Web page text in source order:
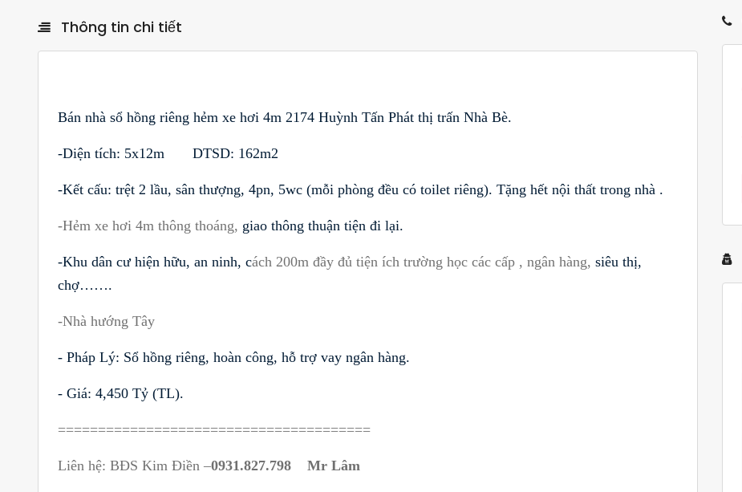
Thông tin chi tiết
Bán nhà sổ hồng riêng hẻm xe hơi 4m 2174 Huỳnh Tấn Phát thị trấn Nhà Bè.
-Diện tích: 5x12m DTSD: 162m2
-Kết cấu: trệt 2 lầu, sân thượng, 4pn, 5wc (mỗi phòng đều có toilet riêng). Tặng hết nội thất trong nhà .
-Hẻm xe hơi 4m thông thoáng, giao thông thuận tiện đi lại.
-Khu dân cư hiện hữu, an ninh, cách 200m đầy đủ tiện ích trường học các cấp , ngân hàng, siêu thị,
chợ…….
-Nhà hướng Tây
- Pháp Lý: Sổ hồng riêng, hoàn công, hỗ trợ vay ngân hàng.
- Giá: 4,450 Tỷ (TL).
=======================================
Liên hệ: BĐS Kim Điền –0931.827.798 Mr Lâm